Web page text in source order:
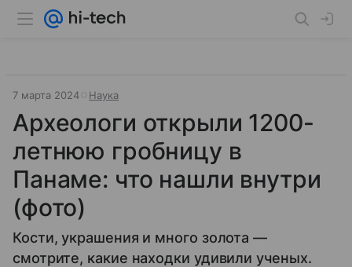
7 марта 2024 Наука
Археологи открыли 1200-
летнюю гробницу в
Панаме: что нашли внутри
(фото)
Кости, украшения и много золота —
смотрите, какие находки удивили ученых.